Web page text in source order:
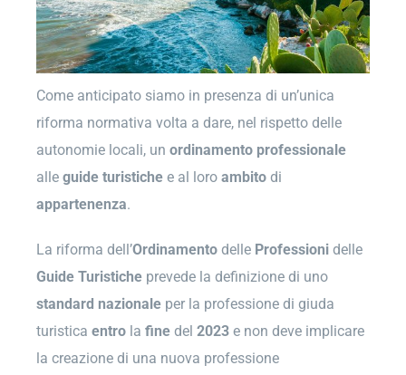
Come anticipato siamo in presenza di un’unica
riforma normativa volta a dare, nel rispetto delle
autonomie locali, un ordinamento professionale
alle guide turistichee al loro ambitodi
appartenenza.
La riforma dell’Ordinamentodelle Professionidelle
Guide Turisticheprevede la definizione di uno
standard nazionaleper la professione di giuda
turistica entrola finedel 2023e non deve implicare
la creazione di una nuova professione